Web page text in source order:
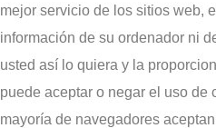
mejor servicio de los sitios web,
información de su ordenador ni
usted así lo quiera y la
puede aceptar o negar el uso de
mayoría de navegadores